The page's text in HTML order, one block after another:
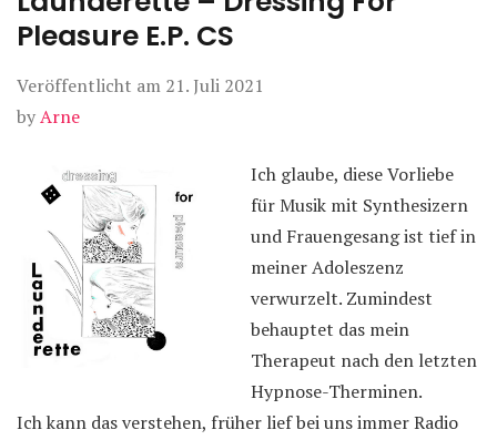
Pleasure E.P. CS
Veröffentlicht am 21. Juli 2021
byArne
Ich glaube, diese Vorliebe
für Musik mit Synthesizern
und Frauengesang ist tief in
meiner Adoleszenz
verwurzelt. Zumindest
behauptet das mein
Therapeut nach den letzten
Hypnose-Therminen.
Ich kann das verstehen, früher lief bei uns immer Radio